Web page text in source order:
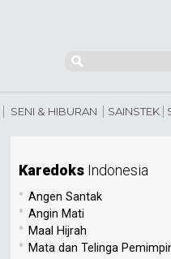
SENI & HIBURAN SAINSTEK
Karedoks Indonesia
• Angen Santak
• Angin Mati
• Maal Hijrah
• Mata dan Telinga